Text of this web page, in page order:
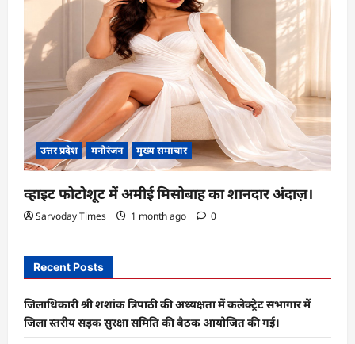
उत्तर प्रदेश मनोरंजन मुख्य समाचार
व्हाइट फोटोशूट में अमीई मिसोबाह का शानदार अंदाज़।
Sarvoday Times 1 month ago 0
Recent Posts
जिलाधिकारी श्री शशांक त्रिपाठी की अध्यक्षता में कलेक्ट्रेट सभागार में
जिला स्तरीय सड़क सुरक्षा समिति की बैठक आयोजित की गई।